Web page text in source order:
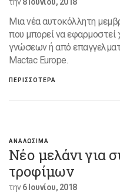
Μια νέα αυτοκόλλητη
που μπορεί να εφαρμοστεί
γνώσεων ή από
Mactac Europe.
ΠΕΡΙΣΣΟΤΕΡΑ
ΑΝΑΛΩΣΙΜΑ
Νέο μελάνι για
τροφίμων
την6 Ιουνίου, 2018